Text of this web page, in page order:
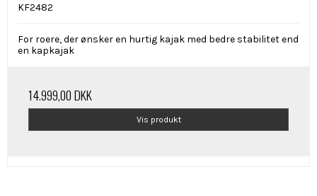
KF2482
For roere, der ønsker en hurtig kajak med bedre stabilitet end
en kapkajak
14.999,00 DKK
Vis produkt